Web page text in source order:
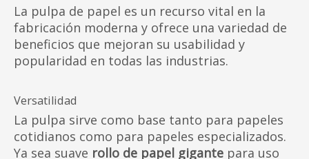
La pulpa de papel es un recurso vital en la
fabricación moderna y ofrece una variedad de
beneficios que mejoran su usabilidad y
popularidad en todas las industrias.
Versatilidad
La pulpa sirve como base tanto para papeles
cotidianos como para papeles especializados.
Ya sea suave rollo de papel gigante para uso